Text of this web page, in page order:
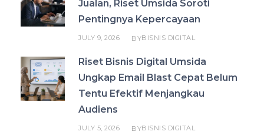
Jualan, Riset Umsida Soroti
Pentingnya Kepercayaan
JULY 9, 2026 BYBISNIS DIGITAL
Riset Bisnis Digital Umsida
Ungkap Email Blast Cepat Belum
Tentu Efektif Menjangkau
Audiens
JULY 5, 2026 BYBISNIS DIGITAL